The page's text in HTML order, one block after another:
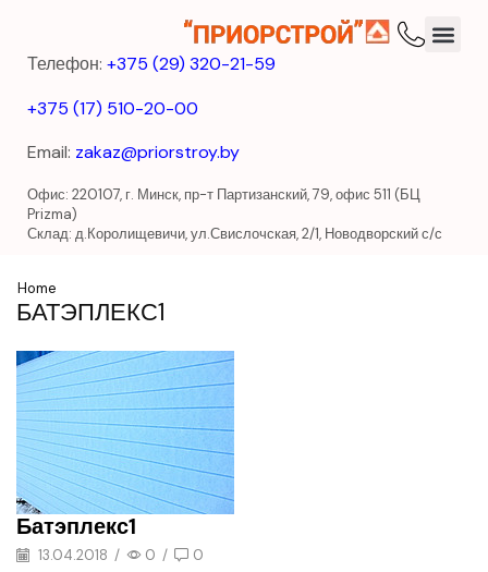
Телефон: +375 (29) 320-21-59
+375 (17) 510-20-00
Email: zakaz@priorstroy.by
Офис: 220107, г. Минск, пр-т Партизанский, 79, офис 511 (БЦ
Prizma)
Склад: д.Королищевичи, ул.Свислочская, 2/1, Новодворский с/с
Home
БАТЭПЛЕКС1
Батэплекс1
13.04.2018 / 0 / 0